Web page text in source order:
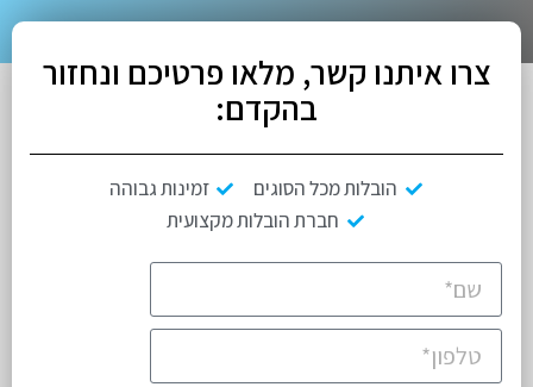
צרו איתנו קשר, מלאו פרטיכם ונחזור
בהקדם:
הובלות מכל הסוגים
זמינות גבוהה
חברת הובלות מקצועית